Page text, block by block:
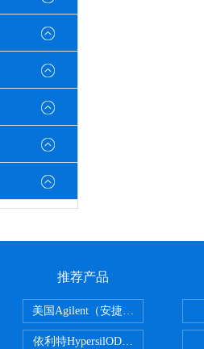
推荐产品
美国Agilent（安捷伦） PLOT色谱
依利特HypersilODS2/C18/C8/